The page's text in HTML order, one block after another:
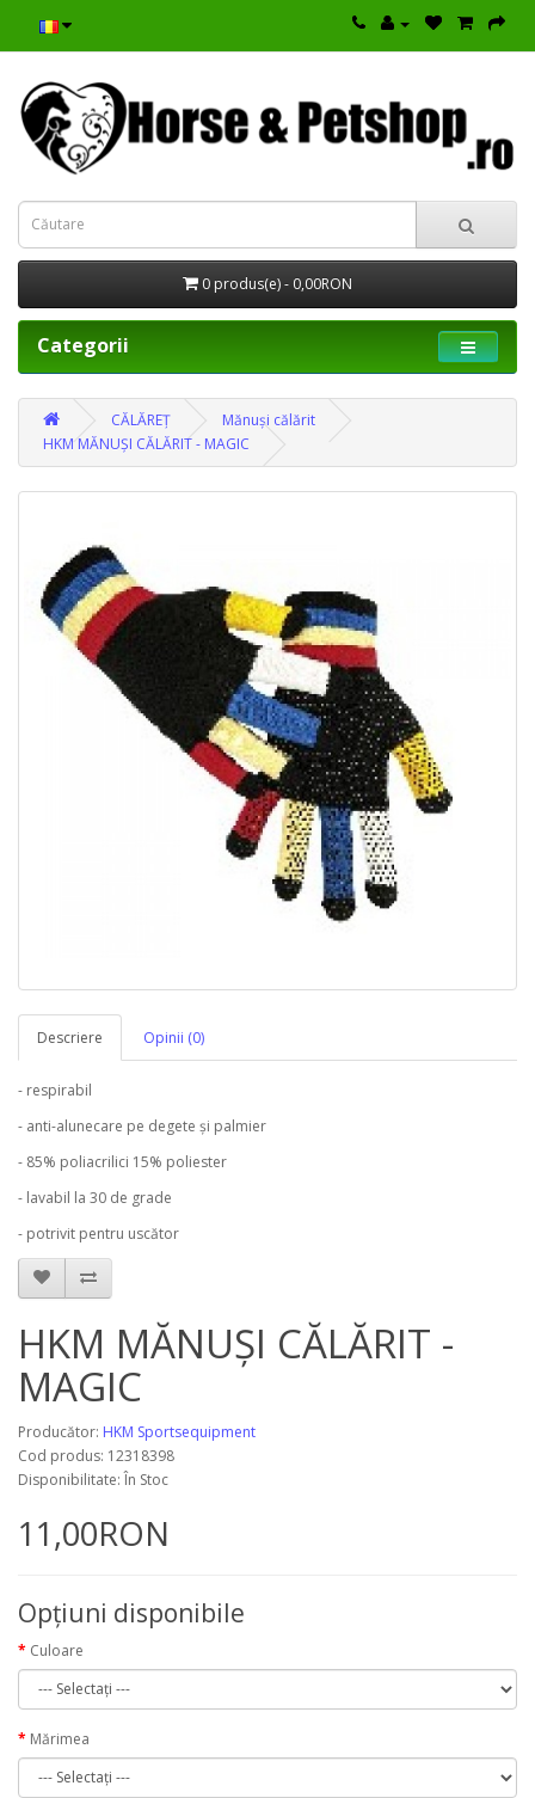
0 produs(e) - 0,00RON
Categorii
CĂLĂREȚ
Mănuși călărit
HKM MĂNUȘI CĂLĂRIT - MAGIC
Descriere Opinii (0)
- respirabil
- anti-alunecare pe degete și palmier
- 85% poliacrilici 15% poliester
- lavabil la 30 de grade
- potrivit pentru uscător
HKM MĂNUȘI CĂLĂRIT -
MAGIC
Producător: HKM Sportsequipment
Cod produs: 12318398
Disponibilitate: În Stoc
11,00RON
Opţiuni disponibile
Culoare
Mărimea